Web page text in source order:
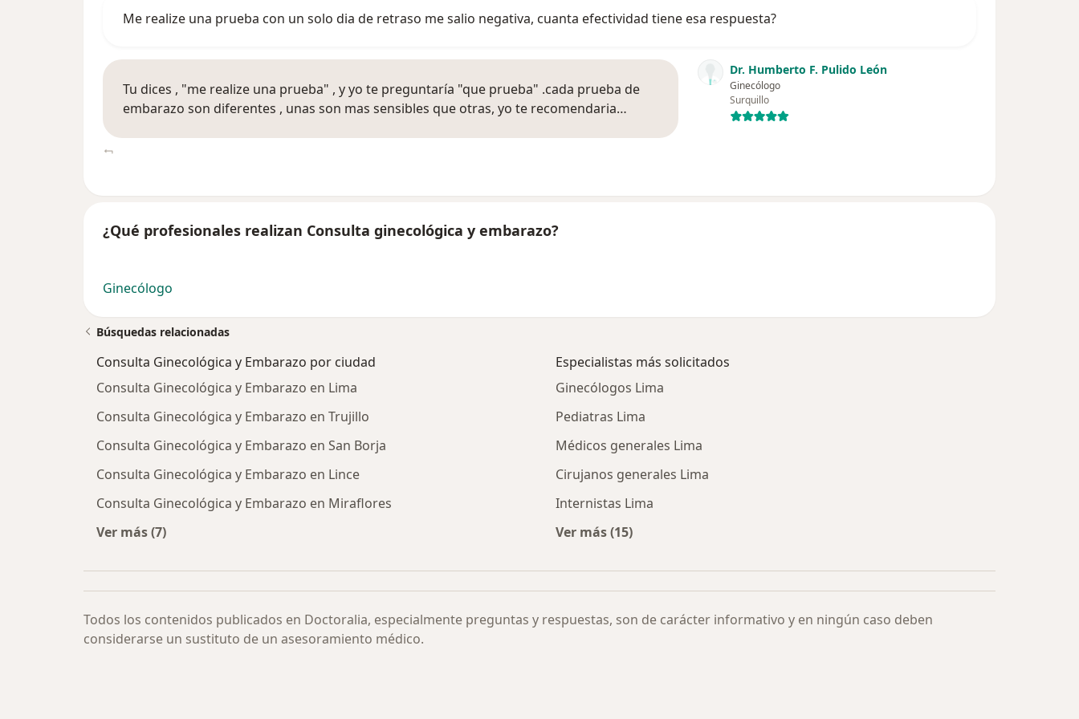
Me realize una prueba con un solo dia de retraso me salio negativa, cuanta efectividad tiene esa respuesta?
Dr. Humberto F. Pulido León
Ginecólogo
Surquillo
Tu dices , "me realize una prueba" , y yo te preguntaría "que prueba" .cada prueba de
embarazo son diferentes , unas son mas sensibles que otras, yo te recomendaria…
¿Qué profesionales realizan Consulta ginecológica y embarazo?
Ginecólogo
Búsquedas relacionadas
Consulta Ginecológica y Embarazo por ciudad
Consulta Ginecológica y Embarazo en Lima
Consulta Ginecológica y Embarazo en Trujillo
Consulta Ginecológica y Embarazo en San Borja
Consulta Ginecológica y Embarazo en Lince
Consulta Ginecológica y Embarazo en Miraflores
Ver más (7)
Especialistas más solicitados
Ginecólogos Lima
Pediatras Lima
Médicos generales Lima
Cirujanos generales Lima
Internistas Lima
Ver más (15)
Todos los contenidos publicados en Doctoralia, especialmente preguntas y respuestas, son de carácter informativo y en ningún caso deben
considerarse un sustituto de un asesoramiento médico.